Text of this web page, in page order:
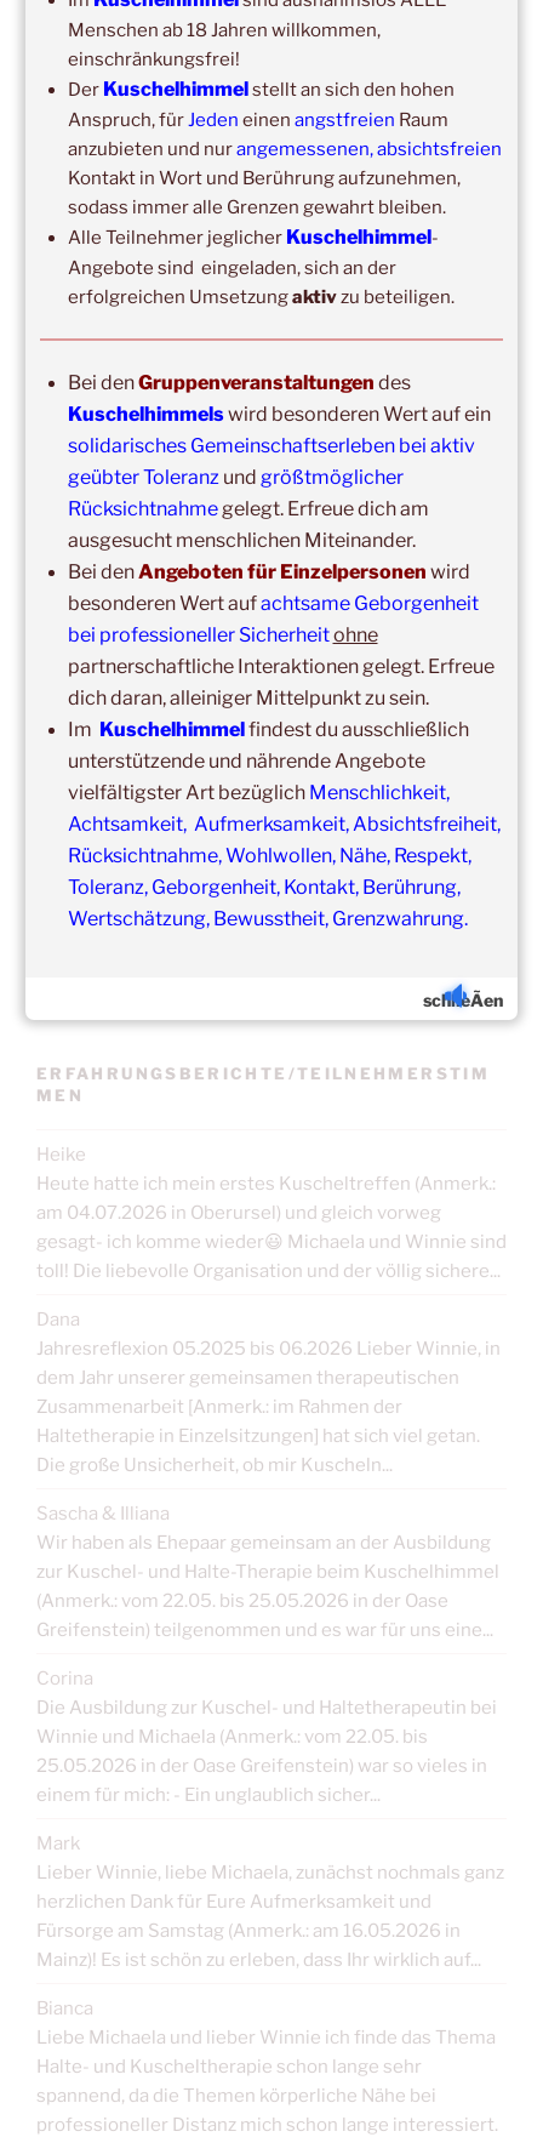
September 2026– Wochenende für 2:1 Ausbildung
14:00 –20:00,3. Oktober 2026
Kuschelhimmel 6h
Wochenend-Event,17. Oktober 2026–
18. Oktober
2026–Wochenende für 2:1 Ausbildung
Copyright © 2017-2026
Kuschelhimmel
Alle Rechte vorbehalten.
Update:
Unsere
Gruppenveranstaltungensind ohneEinschränkungen
in unseren Veranstaltungsräumen möglich!
Was schon immer galt und weiter gilt:Fühlst du dich krank
und/oder hast Erkältungssymptome, dann verzichte bitte
vorübergehend auf die Teilnahme.
Der nächste Termin ist nicht weit entfernt.
ERFAHRUNGSBERICHTE/TEILNEHMERSTIM
MEN
Heike
Heute hatte ich mein erstes Kuscheltreffen (Anmerk.:
am 04.07.2026 in Oberursel) und gleich vorweg
gesagt- ich komme wieder😃 Michaela und Winnie sind
toll! Die liebevolle Organisation und der völlig sichere...
Dana
Jahresreflexion 05.2025 bis 06.2026 Lieber Winnie, in
dem Jahr unserer gemeinsamen therapeutischen
Zusammenarbeit [Anmerk.: im Rahmen der
Haltetherapie in Einzelsitzungen] hat sich viel getan.
Die große Unsicherheit, ob mir Kuscheln...
Sascha & Illiana
Wir haben als Ehepaar gemeinsam an der Ausbildung
zur Kuschel- und Halte-Therapie beim Kuschelhimmel
(Anmerk.: vom 22.05. bis 25.05.2026 in der Oase
Greifenstein) teilgenommen und es war für uns eine...
Corina
Die Ausbildung zur Kuschel- und Haltetherapeutin bei
Winnie und Michaela (Anmerk.: vom 22.05. bis
25.05.2026 in der Oase Greifenstein) war so vieles in
einem für mich: - Ein unglaublich sicher...
Mark
Lieber Winnie, liebe Michaela, zunächst nochmals ganz
herzlichen Dank für Eure Aufmerksamkeit und
Fürsorge am Samstag (Anmerk.: am 16.05.2026 in
Mainz)! Es ist schön zu erleben, dass Ihr wirklich auf...
Bianca
Liebe Michaela und lieber Winnie ich finde das Thema
Halte- und Kuscheltherapie schon lange sehr
spannend, da die Themen körperliche Nähe bei
professioneller Distanz mich schon lange interessiert.
schlieÃen
Menschen ab 18 Jahren willkommen,
einschränkungsfrei!
Der Kuschelhimmelstellt an sich den hohen
Anspruch, für Jeden einen angstfreien Raum
anzubieten und nurangemessenen, absichtsfreien
Kontakt in Wort und Berührung aufzunehmen,
sodass immer alle Grenzen gewahrt bleiben.
Alle Teilnehmer jeglicher Kuschelhimmel-
Angebote sind eingeladen, sich an der
erfolgreichen Umsetzungaktivzu beteiligen.
Bei denGruppenveranstaltungen des
Kuschelhimmelswird besonderen Wert auf ein
solidarisches Gemeinschaftserleben bei aktiv
geübter Toleranzund größtmöglicher
Rücksichtnahmegelegt. Erfreue dich am
ausgesucht menschlichen Miteinander.
Bei denAngeboten für Einzelpersonen wird
besonderen Wert aufachtsame Geborgenheit
bei professioneller Sicherheitohne
partnerschaftliche Interaktionen gelegt. Erfreue
dich daran, alleiniger Mittelpunkt zu sein.
Im Kuschelhimmelfindest du ausschließlich
unterstützende und nährende Angebote
vielfältigster Art bezüglich Menschlichkeit,
Achtsamkeit, Aufmerksamkeit, Absichtsfreiheit,
Rücksichtnahme, Wohlwollen, Nähe, Respekt,
Toleranz, Geborgenheit, Kontakt, Berührung,
Wertschätzung, Bewusstheit, Grenzwahrung.